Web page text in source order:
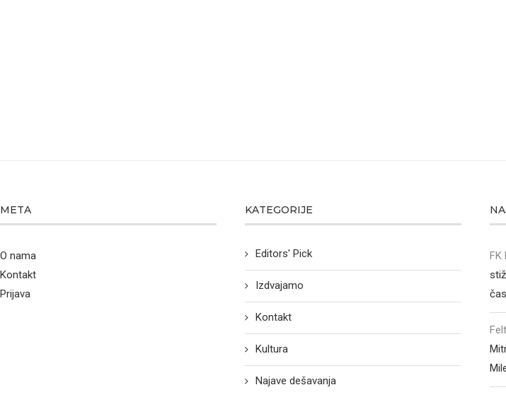
META
O nama
Kontakt
Prijava
KATEGORIJE
Editors' Pick
Izdvajamo
Kontakt
Kultura
Najave dešavanja
FK
Felt